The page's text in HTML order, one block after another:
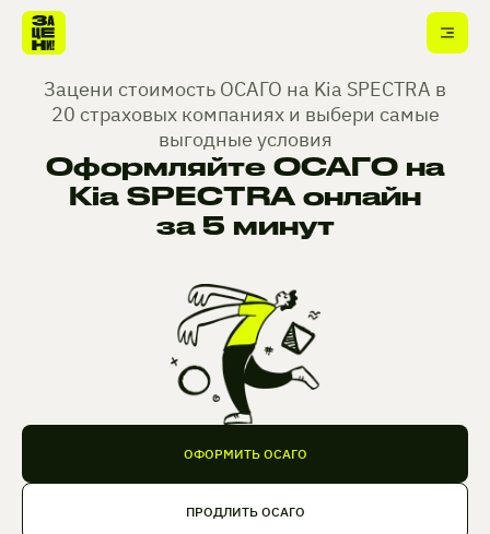
Зацени стоимость ОСАГО на Kia SPECTRA в
20 страховых компаниях и выбери самые
выгодные условия
Оформляйте ОСАГО на
Kia SPECTRA онлайн
за 5 минут
ОФОРМИТЬ ОСАГО
ПРОДЛИТЬ ОСАГО